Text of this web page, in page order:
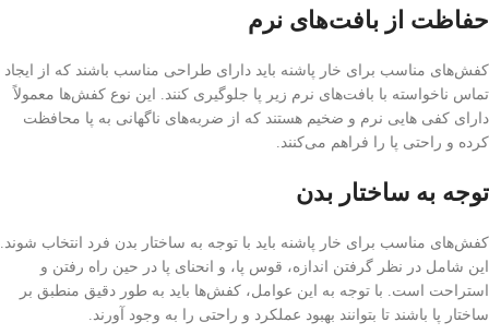
حفاظت از بافت‌های نرم
کفش‌های مناسب برای خار پاشنه باید دارای طراحی مناسب باشند که از ایجاد
تماس ناخواسته با بافت‌های نرم زیر پا جلوگیری کنند. این نوع کفش‌ها معمولاً
دارای کفی هایی نرم و ضخیم هستند که از ضربه‌های ناگهانی به پا محافظت
کرده و راحتی پا را فراهم می‌کنند.
توجه به ساختار بدن
کفش‌های مناسب برای خار پاشنه باید با توجه به ساختار بدن فرد انتخاب شوند.
این شامل در نظر گرفتن اندازه، قوس پا، و انحنای پا در حین راه رفتن و
استراحت است. با توجه به این عوامل، کفش‌ها باید به طور دقیق منطبق بر
ساختار پا باشند تا بتوانند بهبود عملکرد و راحتی را به وجود آورند.